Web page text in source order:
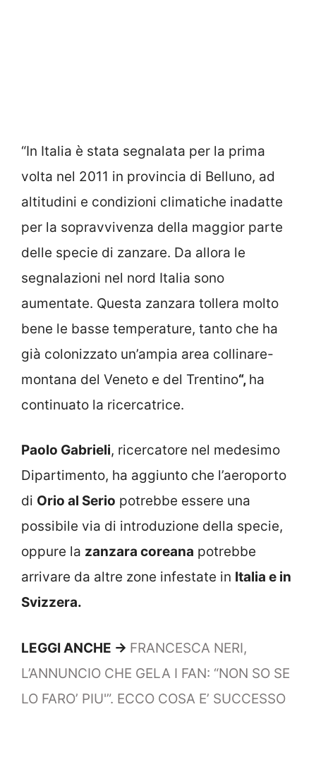
“In Italia è stata segnalata per la prima
volta nel 2011 in provincia di Belluno, ad
altitudini e condizioni climatiche inadatte
per la sopravvivenza della maggior parte
delle specie di zanzare. Da allora le
segnalazioni nel nord Italia sono
aumentate. Questa zanzara tollera molto
bene le basse temperature, tanto che ha
già colonizzato un’ampia area collinare-
montana del Veneto e del Trentino“, ha
continuato la ricercatrice.
Paolo Gabrieli, ricercatore nel medesimo
Dipartimento, ha aggiunto che l’aeroporto
di Orio al Serio potrebbe essere una
possibile via di introduzione della specie,
oppure la zanzara coreana potrebbe
arrivare da altre zone infestate in Italia e in
Svizzera.
LEGGI ANCHE -> FRANCESCA NERI,
L’ANNUNCIO CHE GELA I FAN: “NON SO SE
LO FARO’ PIU'”. ECCO COSA E’ SUCCESSO